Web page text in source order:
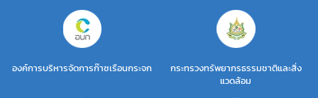
องค์การบริหารจัดการก๊าซเรือนกระจก
กระทรวงทรัพยากรธรรมชาติและสิ่ง
แวดล้อม